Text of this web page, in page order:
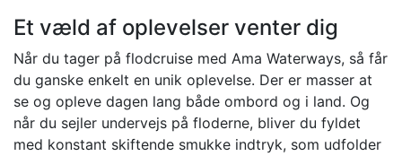
Et væld af oplevelser venter dig
Når du tager på flodcruise med Ama Waterways, så får
du ganske enkelt en unik oplevelse. Der er masser at
se og opleve dagen lang både ombord og i land. Og
når du sejler undervejs på floderne, bliver du fyldet
med konstant skiftende smukke indtryk, som udfolder